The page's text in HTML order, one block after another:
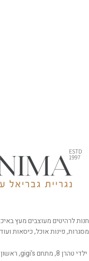
חנות לרהיטים מעוצבים מעץ
מסגרות, פינות אוכל, כיסאות
ילדי טהרן 8, מתחם gigi's, ראשון לציון